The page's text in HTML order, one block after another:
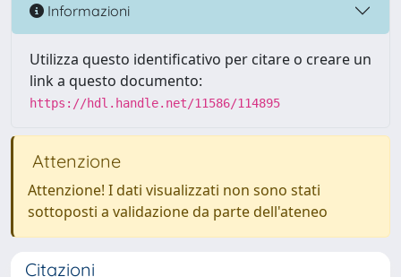
Informazioni
Utilizza questo identificativo per citare o creare un
link a questo documento:
https://hdl.handle.net/11586/114895
Attenzione
Attenzione! I dati visualizzati non sono stati
sottoposti a validazione da parte dell'ateneo
Citazioni